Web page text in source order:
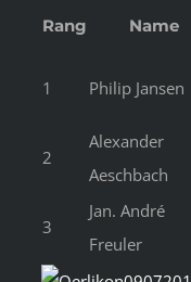
Rang Name
1 Philip Jansen
2
Alexander
Aeschbach
3
Jan. André
Freuler